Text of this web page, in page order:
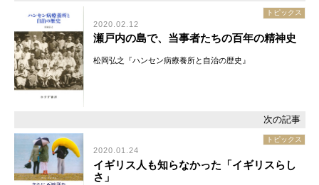
トピックス
2020.02.12
瀬戸内の島で、当事者たちの百年の精神史
松岡弘之『ハンセン病療養所と自治の歴史』
トピックス
2020.01.24
イギリス人も知らなかった「イギリスらし
さ」